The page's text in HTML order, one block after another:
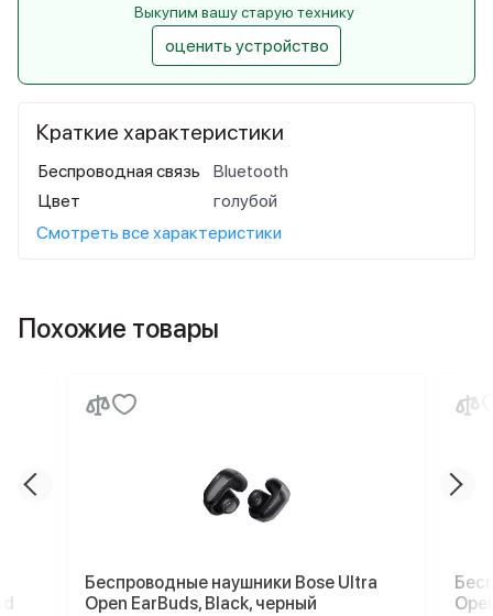
Краткие характеристики
Беспроводная связь
Bluetooth
Цвет
голубой
Смотреть все характеристики
Выкупим вашу старую технику
оценить устройство
Похожие товары
Беспроводные наушники Bose Ultra
Open EarBuds, Black, черный